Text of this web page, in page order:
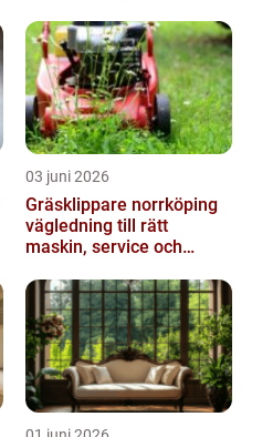
03 juni 2026
Gräsklippare norrköping
vägledning till rätt
maskin, service och